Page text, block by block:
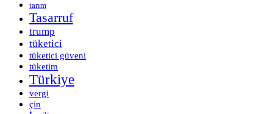
tarım
Tasarruf
trump
tüketici
tüketici güveni
tüketim
Türkiye
vergi
çin